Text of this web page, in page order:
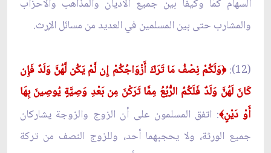
السهام كمًا وكيفًا بين جميع الأديان والمذاهب والأحزاب
والمشارب حتى بين المسلمين في العديد من مسائل الإرث.
(12): ﴿وَلَكُمْ نِصْفُ مَا تَرَكَ أَزْوَاجُكُمْ إِن لَّمْ يَكُن لَّهُنَّ وَلَدٌ فَإِن
كَانَ لَهُنَّ وَلَدٌ فَلَكُمُ الرُّبُعُ مِمَّا تَرَكْنَ مِن بَعْدِ وَصِيَّةٍ يُوصِينَ بِهَا
أَوْ دَيْنٍ﴾: اتفق المسلمون على أن الزوج والزوجة يشاركان
جميع الورثة، ولا يحجبهما أحد، وللزوج النصف من تركة